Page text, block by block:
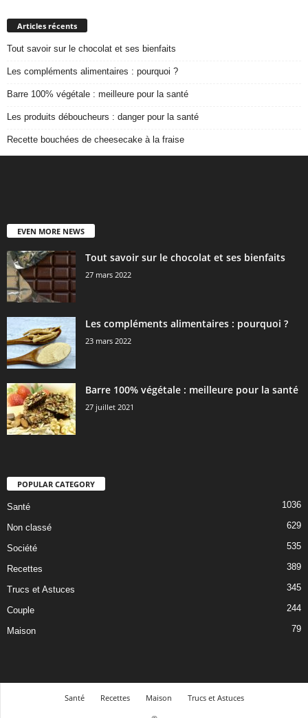
Articles récents
Tout savoir sur le chocolat et ses bienfaits
Les compléments alimentaires : pourquoi ?
Barre 100% végétale : meilleure pour la santé
Les produits déboucheurs : danger pour la santé
Recette bouchées de cheesecake à la fraise
EVEN MORE NEWS
Tout savoir sur le chocolat et ses bienfaits
27 mars 2022
Les compléments alimentaires : pourquoi ?
23 mars 2022
Barre 100% végétale : meilleure pour la santé
27 juillet 2021
POPULAR CATEGORY
Santé 1036
Non classé 629
Société 535
Recettes 389
Trucs et Astuces 345
Couple 244
Maison 79
Santé Recettes Maison
Trucs et Astuces